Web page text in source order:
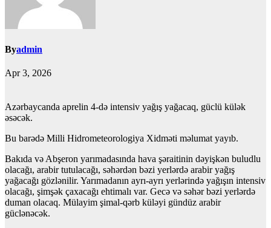
Byadmin
Apr 3, 2026
Azərbaycanda aprelin 4-də intensiv yağış yağacaq, güclü külək
əsəcək.
Bu barədə Milli Hidrometeorologiya Xidməti məlumat yayıb.
Bakıda və Abşeron yarımadasında hava şəraitinin dəyişkən buludlu
olacağı, arabir tutulacağı, səhərdən bəzi yerlərdə arabir yağış
yağacağı gözlənilir. Yarımadanın ayrı-ayrı yerlərində yağışın intensiv
olacağı, şimşək çaxacağı ehtimalı var. Gecə və səhər bəzi yerlərdə
duman olacaq. Mülayim şimal-qərb küləyi gündüz arabir
güclənəcək.